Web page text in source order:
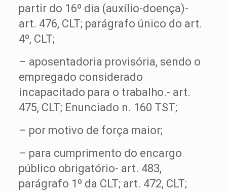
partir do 16º dia (auxílio-doença)-
art. 476, CLT; parágrafo único do art.
4º, CLT;
– aposentadoria provisória, sendo o
empregado considerado
incapacitado para o trabalho.- art.
475, CLT; Enunciado n. 160 TST;
– por motivo de força maior;
– para cumprimento do encargo
público obrigatório- art. 483,
parágrafo 1º da CLT; art. 472, CLT;